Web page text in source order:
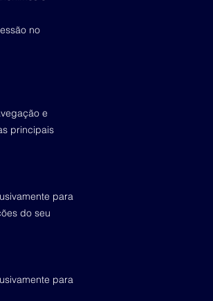
no
e
principais
para
do seu
para